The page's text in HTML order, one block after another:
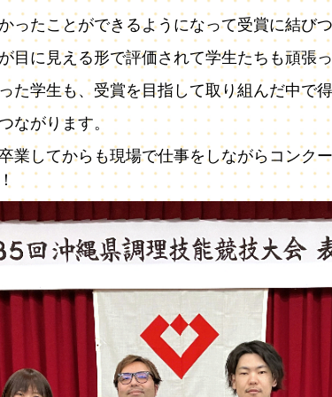
ったことができるようになって受賞に結び
目に見える形で評価されて学生たちも頑張
た学生も、受賞を目指して取り組んだ中で
ながります。
業してからも現場で仕事をしながらコンク